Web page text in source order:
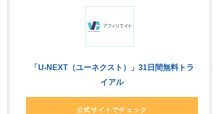
「U-NEXT（ユーネクスト）」31日間無料トラ
イアル
公式サイトでチェック